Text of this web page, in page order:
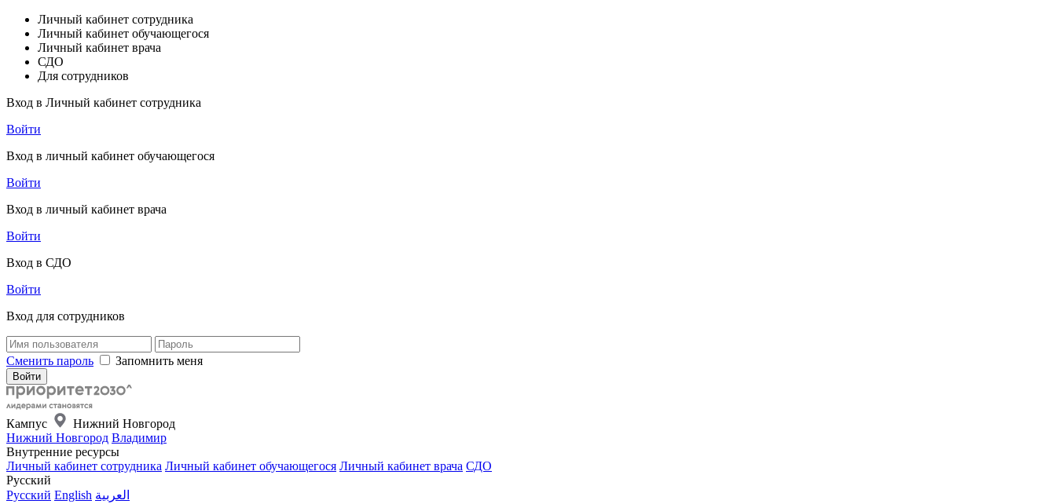
Личный кабинет сотрудника
Личный кабинет обучающегося
Личный кабинет врача
СДО
Для сотрудников
Вход в Личный кабинет сотрудника
Войти
Вход в личный кабинет обучающегося
Войти
Вход в личный кабинет врача
Войти
Вход в СДО
Войти
Вход для сотрудников
Сменить пароль Запомнить меня
Кампус
Нижний Новгород
Нижний Новгород Владимир
Внутренние ресурсы
Личный кабинет сотрудника Личный кабинет обучающегося Личный кабинет врача СДО
Русский
Русский English العربية